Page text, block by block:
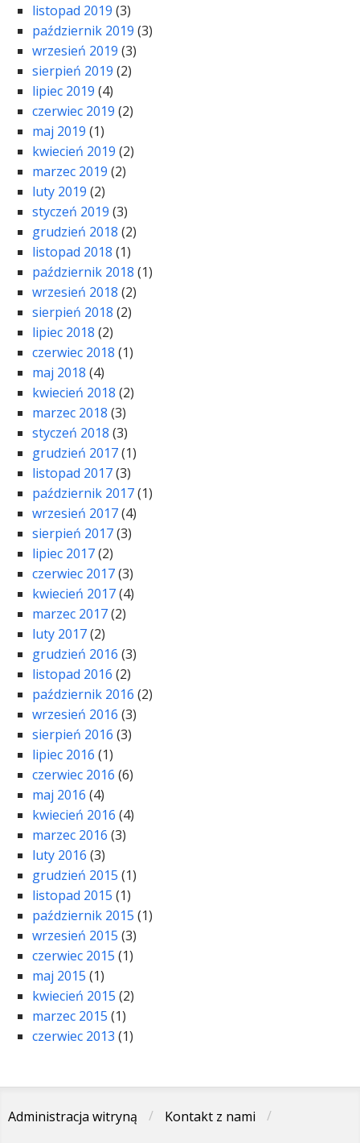
listopad 2019 (3)
październik 2019 (3)
wrzesień 2019 (3)
sierpień 2019 (2)
lipiec 2019 (4)
czerwiec 2019 (2)
maj 2019 (1)
kwiecień 2019 (2)
marzec 2019 (2)
luty 2019 (2)
styczeń 2019 (3)
grudzień 2018 (2)
listopad 2018 (1)
październik 2018 (1)
wrzesień 2018 (2)
sierpień 2018 (2)
lipiec 2018 (2)
czerwiec 2018 (1)
maj 2018 (4)
kwiecień 2018 (2)
marzec 2018 (3)
styczeń 2018 (3)
grudzień 2017(1)
listopad 2017(3)
październik 2017(1)
wrzesień 2017(4)
sierpień 2017(3)
lipiec 2017(2)
czerwiec 2017(3)
kwiecień 2017(4)
marzec 2017(2)
luty 2017(2)
grudzień 2016 (3)
listopad 2016 (2)
październik 2016 (2)
wrzesień 2016 (3)
sierpień 2016 (3)
lipiec 2016 (1)
czerwiec 2016 (6)
maj 2016 (4)
kwiecień 2016 (4)
marzec 2016 (3)
luty 2016 (3)
grudzień 2015 (1)
listopad 2015 (1)
październik 2015 (1)
wrzesień 2015 (3)
czerwiec 2015 (1)
maj 2015 (1)
kwiecień 2015 (2)
marzec 2015 (1)
czerwiec 2013 (1)
Administracja witryną
Kontakt z nami